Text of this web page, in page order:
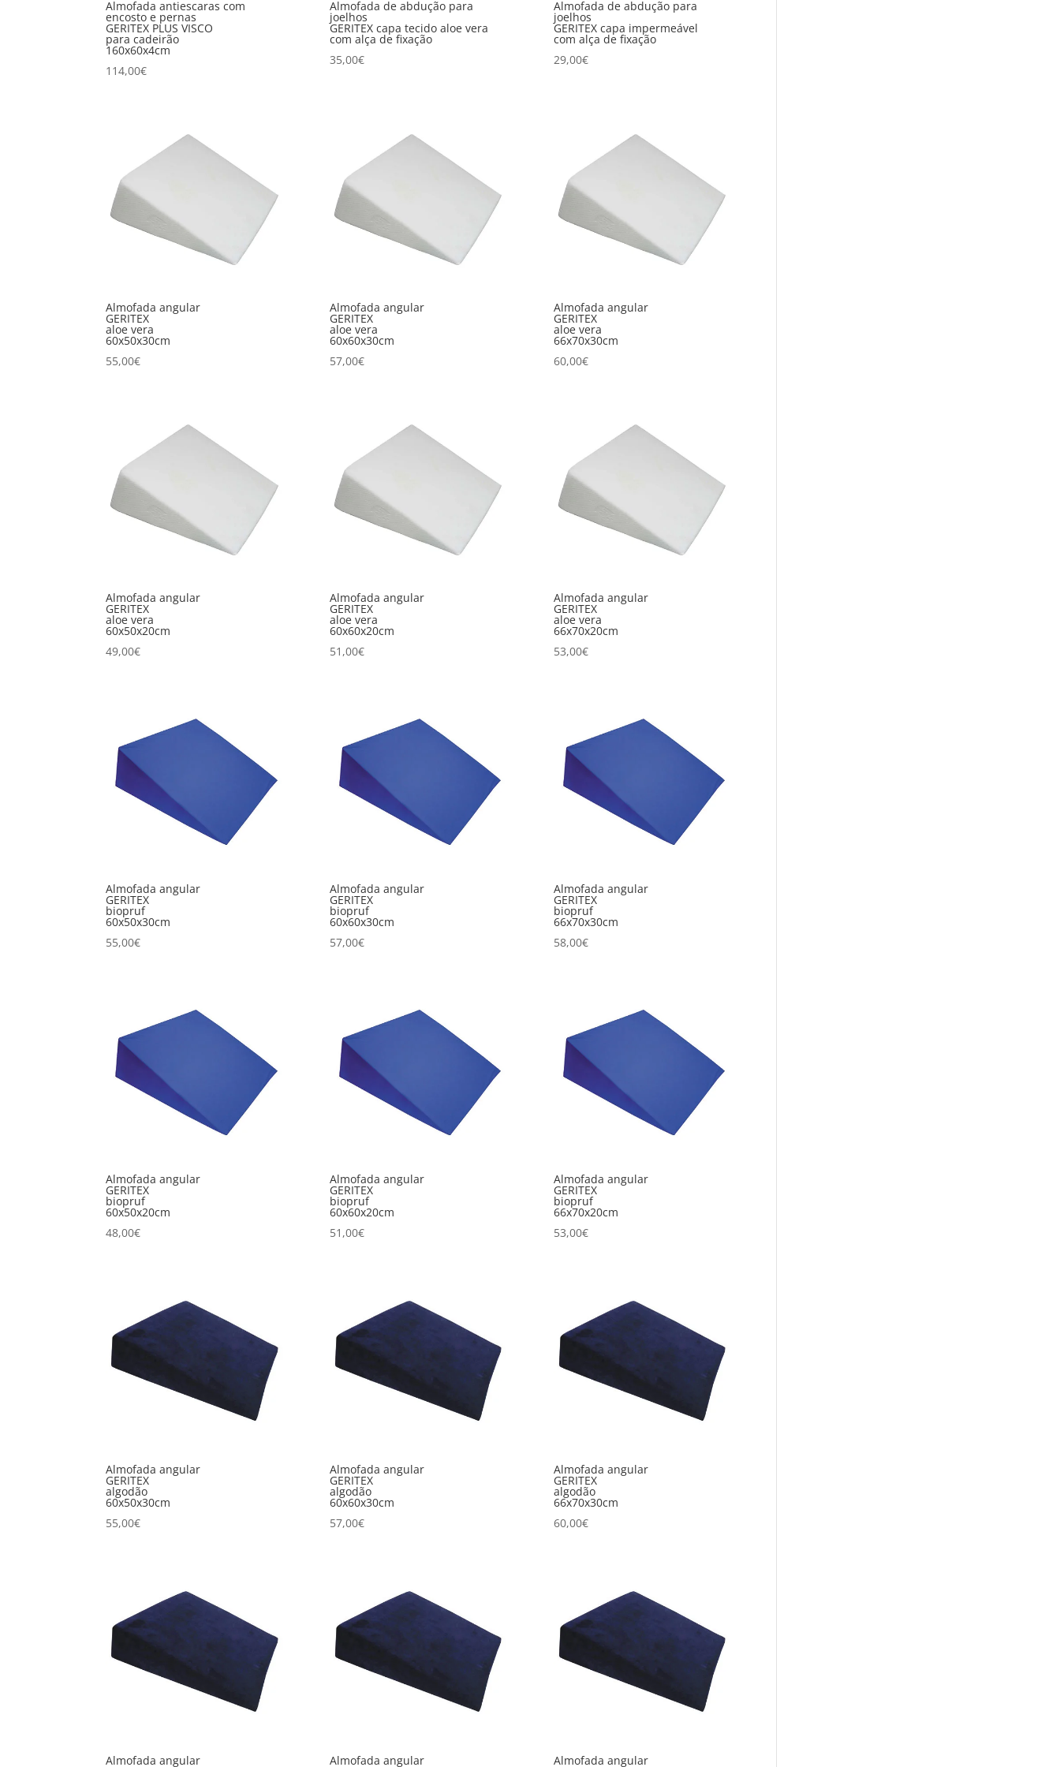
Almofada antiescaras com
encosto e pernas
GERITEX PLUS VISCO
para cadeirão
160x60x4cm
114,00€
Almofada de abdução para
joelhos
GERITEX capa tecido aloe vera
com alça de fixação
35,00€
Almofada de abdução para
joelhos
GERITEX capa impermeável
com alça de fixação
29,00€
Almofada angular
GERITEX
aloe vera
60x50x30cm
55,00€
Almofada angular
GERITEX
aloe vera
60x60x30cm
57,00€
Almofada angular
GERITEX
aloe vera
66x70x30cm
60,00€
Almofada angular
GERITEX
aloe vera
60x50x20cm
49,00€
Almofada angular
GERITEX
aloe vera
60x60x20cm
51,00€
Almofada angular
GERITEX
aloe vera
66x70x20cm
53,00€
Almofada angular
GERITEX
biopruf
60x50x30cm
55,00€
Almofada angular
GERITEX
biopruf
60x60x30cm
57,00€
Almofada angular
GERITEX
biopruf
66x70x30cm
58,00€
Almofada angular
GERITEX
biopruf
60x50x20cm
48,00€
Almofada angular
GERITEX
biopruf
60x60x20cm
51,00€
Almofada angular
GERITEX
biopruf
66x70x20cm
53,00€
Almofada angular
GERITEX
algodão
60x50x30cm
55,00€
Almofada angular
GERITEX
algodão
60x60x30cm
57,00€
Almofada angular
GERITEX
algodão
66x70x30cm
60,00€
Almofada angular Almofada angular Almofada angular